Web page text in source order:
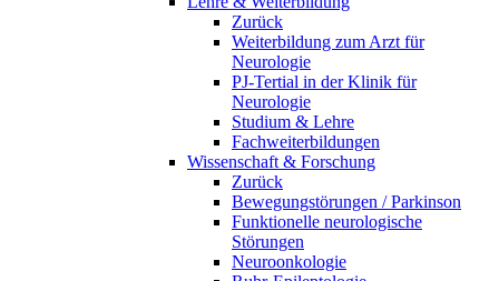
Zurück
Weiterbildung zum Arzt für
Neurologie
PJ-Tertial in der Klinik für
Neurologie
Studium & Lehre
Fachweiterbildungen
Wissenschaft & Forschung
Zurück
Bewegungstörungen / Parkinson
Funktionelle neurologische
Störungen
Neuroonkologie